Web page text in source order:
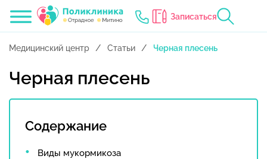
Записаться
Медицинский центр Статьи Черная плесень
Черная плесень
Содержание
Виды мукормикоза